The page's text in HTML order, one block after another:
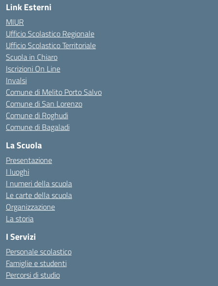
Link Esterni
MIUR
Ufficio Scolastico Regionale
Ufficio Scolastico Territoriale
Scuola in Chiaro
Iscrizioni On Line
Invalsi
Comune di Melito Porto Salvo
Comune di San Lorenzo
Comune di Roghudi
Comune di Bagaladi
La Scuola
Presentazione
I luoghi
I numeri della scuola
Le carte della scuola
Organizzazione
La storia
I Servizi
Personale scolastico
Famiglie e studenti
Percorsi di studio